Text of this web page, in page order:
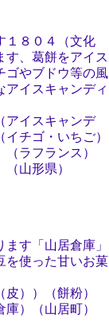
１８０４（文化
す、葛餅をアイス
ゴやブドウ等の風
アイスキャンディ
アイスキャンデ
チゴ・いちご）
ラフランス）
山形県）
す「山居倉庫」
を使った甘いお菓
））（餅粉）
）（山居町）